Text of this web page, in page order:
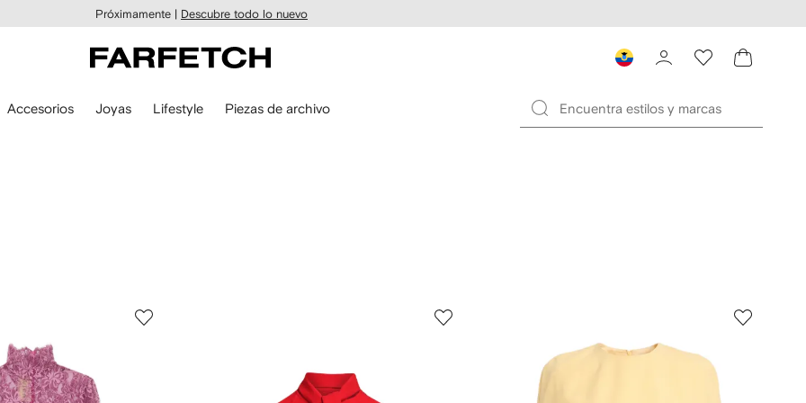
Próximamente | Descubre todo lo nuevo
Accesorios Joyas Lifestyle Piezas de archivo